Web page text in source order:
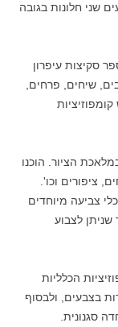
שני חלונות בגובה
סקיצות עיפרון
שיחים, פרחים,
הציור. הוכנו
ציפורים וכו'.
צביעה מיוחדים
לצבוע
הכלליות
בצבעים, ולבסוף
סגנונית.